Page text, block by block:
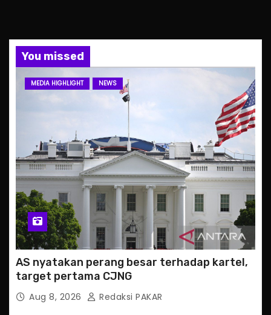
You missed
MEDIA HIGHLIGHT NEWS
AS nyatakan perang besar terhadap kartel,
target pertama CJNG
Aug 8, 2026 Redaksi PAKAR